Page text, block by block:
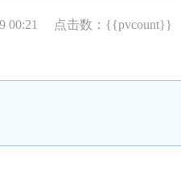
00:21 点击数：{{pvcount}}